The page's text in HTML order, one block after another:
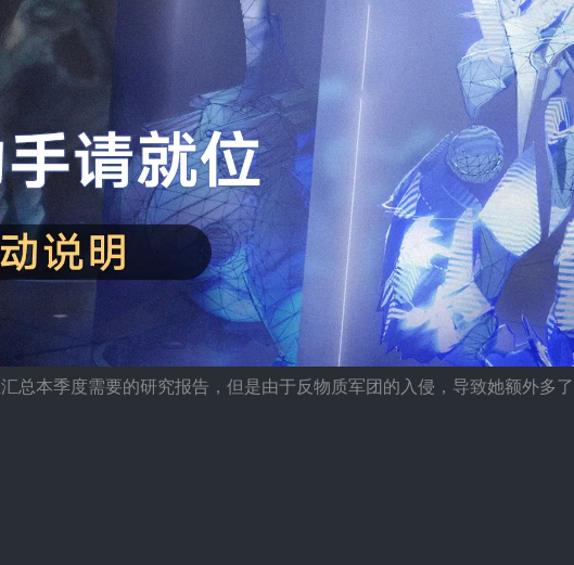
总本季度需要的研究报告，但是由于反物质军团的入侵，导致她额外多